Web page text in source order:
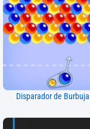
Disparador de